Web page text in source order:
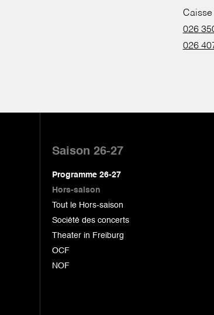
Caisse
026
026
Saison 26-27
Programme 26-27
Hors-saison
Tout le Hors-saison
Société des concerts
Theater in Freiburg
OCF
NOF